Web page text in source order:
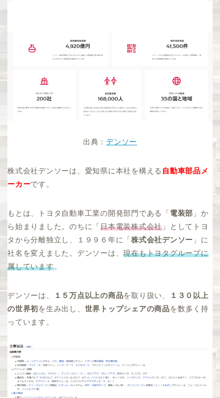
出典： デンソー
株式会社デンソーは、愛知県に本社を構える 自動車部品メ
ーカーです。
もとは、トヨタ自動車工業の開発部門である「電装部 」か
ら始まりました。のちに「日本電装株式会社 」としてトヨ
タから分離独立し、１９９６年に「株式会社デンソー 」に
社名を変えました。デンソーは、現在もトヨタグループに
属しています。
デンソーは、 １５万点以上の商品を取り扱い、
１３０以上
の世界初を生み出し、 世界トップシェアの商品を数多く持
っています。